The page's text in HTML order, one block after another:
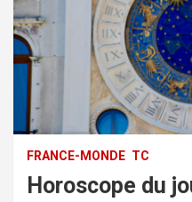
FRANCE-MONDE TC
Horoscope du